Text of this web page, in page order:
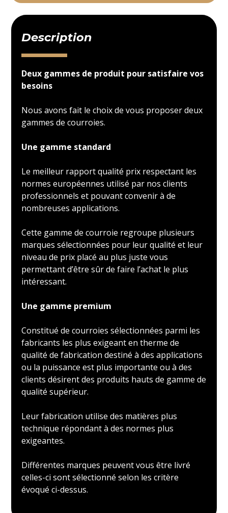
Description
Deux gammes de produit pour satisfaire vos
besoins
Nous avons fait le choix de vous proposer deux
gammes de courroies.
Une gamme standard
Le meilleur rapport qualité prix respectant les
normes européennes utilisé par nos clients
professionnels et pouvant convenir à de
nombreuses applications.
Cette gamme de courroie regroupe plusieurs
marques sélectionnées pour leur qualité et leur
niveau de prix placé au plus juste vous
permettant d’être sûr de faire l’achat le plus
intéressant.
Une gamme premium
Constitué de courroies sélectionnées parmi les
fabricants les plus exigeant en therme de
qualité de fabrication destiné à des applications
ou la puissance est plus importante ou à des
clients désirent des produits hauts de gamme de
qualité supérieur.
Leur fabrication utilise des matières plus
technique répondant à des normes plus
exigeantes.
Différentes marques peuvent vous être livré
celles-ci sont sélectionné selon les critère
évoqué ci-dessus.